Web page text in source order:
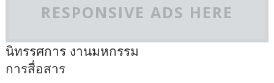
RESPONSIVE ADS HERE
นิทรรศการ งานมหกรรม
การสื่อสาร